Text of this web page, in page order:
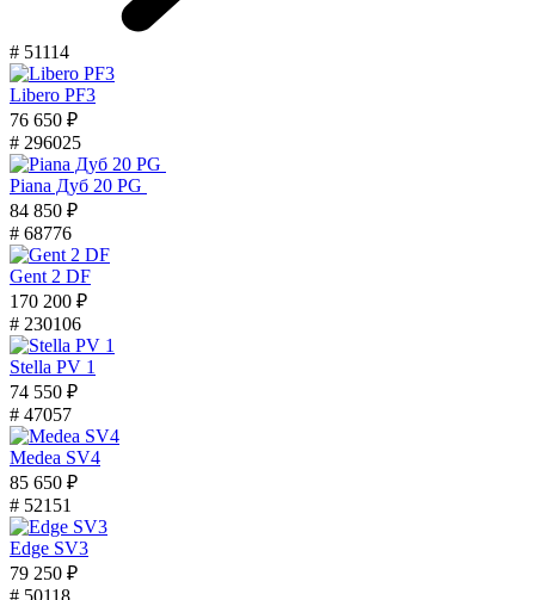
# 51114
Libero PF3
76 650 ₽
# 296025
Piana Дуб 20 PG
84 850 ₽
# 68776
Gent 2 DF
170 200 ₽
# 230106
Stella PV 1
74 550 ₽
# 47057
Medea SV4
85 650 ₽
# 52151
Edge SV3
79 250 ₽
# 50118